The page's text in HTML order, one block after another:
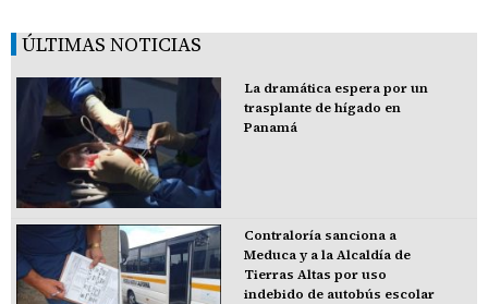
ÚLTIMAS NOTICIAS
La dramática espera por un
trasplante de hígado en
Panamá
Contraloría sanciona a
Meduca y a la Alcaldía de
Tierras Altas por uso
indebido de autobús escolar